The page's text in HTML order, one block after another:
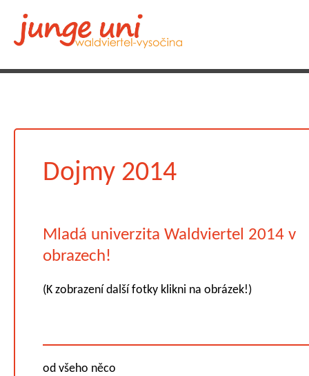
Dojmy 2014
Mladá univerzita Waldviertel 2014 v
obrazech!
(K zobrazení další fotky klikni na obrázek!)
od všeho něco